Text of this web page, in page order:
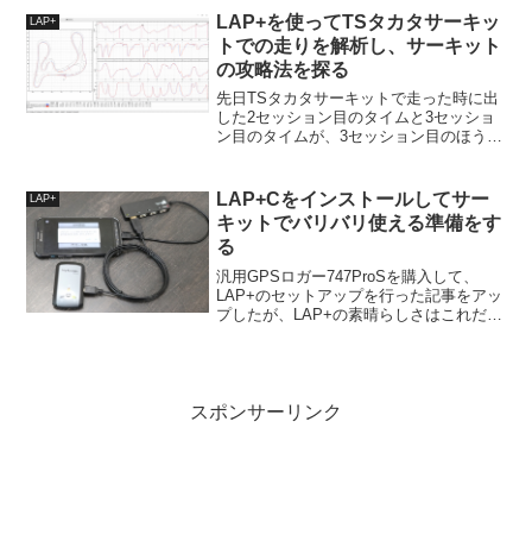
LAP+だけに、事実上新しいユーザーにと
って使うことが...
LAP+
LAP+を使ってTSタカタサーキッ
トでの走りを解析し、サーキット
の攻略法を探る
先日TSタカタサーキットで走った時に出
した2セッション目のタイムと3セッショ
ン目のタイムが、3セッション目のほうが
LAP+を使ってその違いを解析してみる。
ついでにTSタ...
LAP+
LAP+Cをインストールしてサー
キットでバリバリ使える準備をす
る
汎用GPSロガー747ProSを購入して、
LAP+のセットアップを行った記事をアッ
プしたが、LAP+の素晴らしさはこれだけ
スポンサーリンク